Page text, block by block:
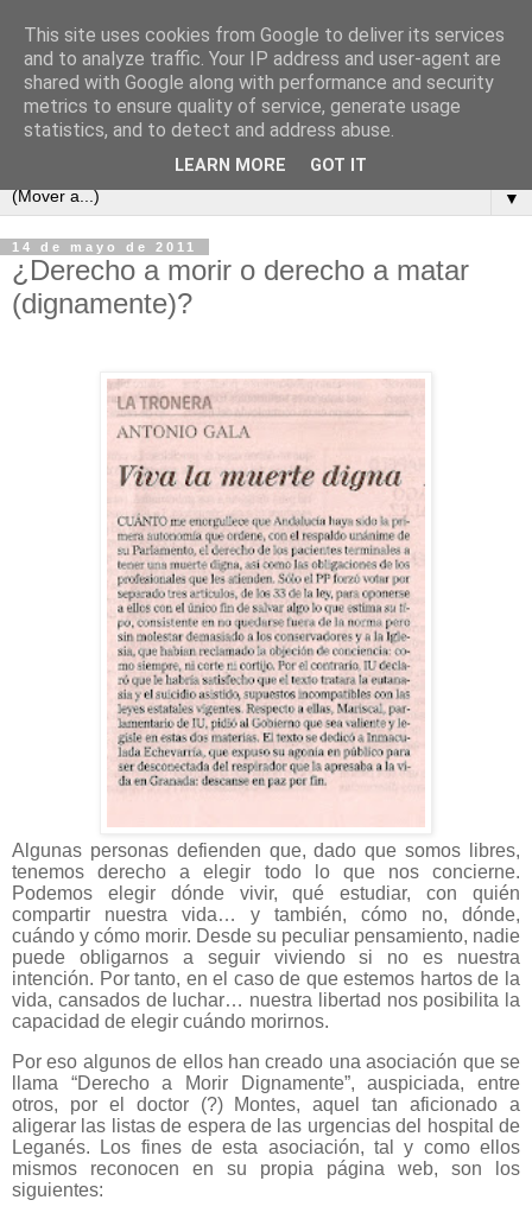
▼
14 de mayo de 2011
¿Derecho a morir o derecho a matar
(dignamente)?
Algunas personas defienden que, dado que somos libres,
tenemos derecho a elegir todo lo que nos concierne.
Podemos elegir dónde vivir, qué estudiar, con quién
compartir nuestra vida… y también, cómo no, dónde,
cuándo y cómo morir. Desde su peculiar pensamiento, nadie
puede obligarnos a seguir viviendo si no es nuestra
intención. Por tanto, en el caso de que estemos hartos de la
vida, cansados de luchar… nuestra libertad nos posibilita la
capacidad de elegir cuándo morirnos.
Por eso algunos de ellos han creado una asociación que se
llama “Derecho a Morir Dignamente”, auspiciada, entre
otros, por el doctor (?) Montes, aquel tan aficionado a
aligerar las listas de espera de las urgencias del hospital de
Leganés. Los fines de esta asociación, tal y como ellos
mismos reconocen en su propia página web, son los
siguientes:
This site uses cookies from Google to deliver its services
and to analyze traffic. Your IP address and user-agent are
shared with Google along with performance and security
metrics to ensure quality of service, generate usage
statistics, and to detect and address abuse.
LEARN MORE GOT IT